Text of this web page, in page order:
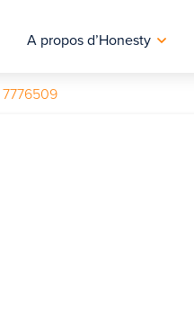
A propos d’Honesty
7776509